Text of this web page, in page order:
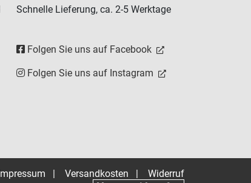
Schnelle Lieferung, ca. 2-5 Werktage
Folgen Sie uns auf Facebook
Folgen Sie uns auf Instagram
Impressum Versandkosten
Widerruf